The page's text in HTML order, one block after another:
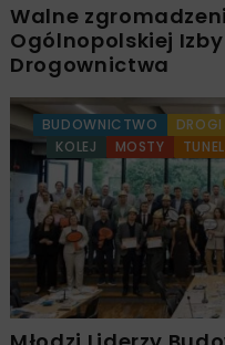
Walne
Ogólnopolskiej
Drogownictwa
BUDOWNICTWO DROGI
KOLEJ
MOSTY